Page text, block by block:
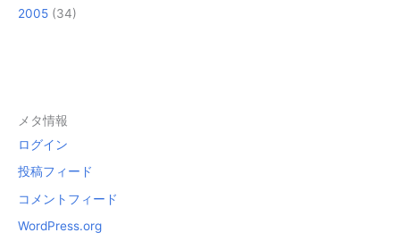
2005 (34)
メタ情報
ログイン
投稿フィード
コメントフィード
WordPress.org